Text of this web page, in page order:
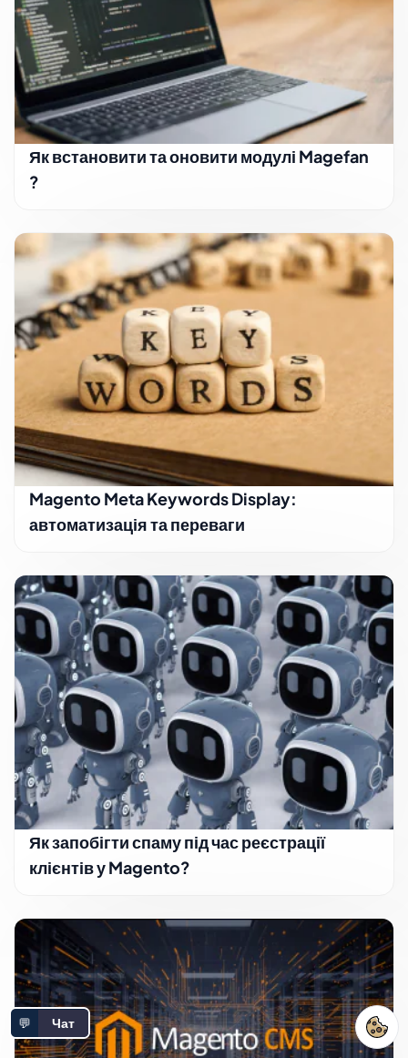
Як встановити та оновити модулі Magefan
?
Magento Meta Keywords Display:
автоматизація та переваги
Як запобігти спаму під час реєстрації
клієнтів у Magento?
💬 Чат